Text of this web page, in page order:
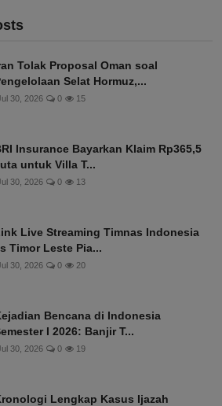
Tolak Proposal Oman soal
Selat Hormuz,...
30, 2026 0 15
Insurance Bayarkan Klaim Rp365,5
untuk Villa T...
30, 2026 0 13
Live Streaming Timnas Indonesia
Timor Leste Pia...
30, 2026 0 20
Bencana di Indonesia
I 2026: Banjir T...
30, 2026 0 19
Lengkap Kasus Ijazah